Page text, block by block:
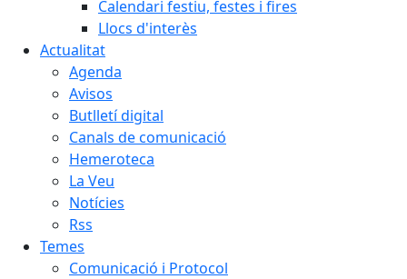
Calendari festiu, festes i fires
Llocs d'interès
Actualitat
Agenda
Avisos
Butlletí digital
Canals de comunicació
Hemeroteca
La Veu
Notícies
Rss
Temes
Comunicació i Protocol